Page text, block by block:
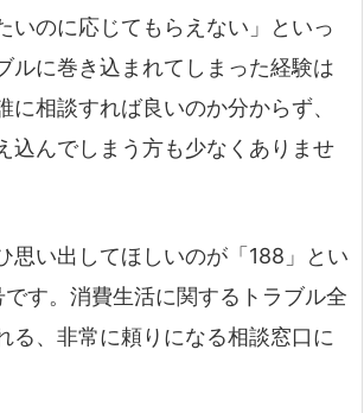
いのに応じてもらえない」といっ
ルに巻き込まれてしまった経験は
に相談すれば良いのか分からず、
込んでしまう方も少なくありませ
思い出してほしいのが「188」とい
す。消費生活に関するトラブル全
る、非常に頼りになる相談窓口に